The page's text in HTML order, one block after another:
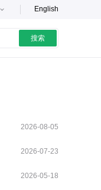
English
搜索
2026-08-05
2026-07-23
2026-05-18